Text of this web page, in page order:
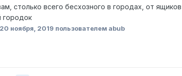
столько всего бесхозного в городах, от
городок
20 ноября, 2019 пользователем abub